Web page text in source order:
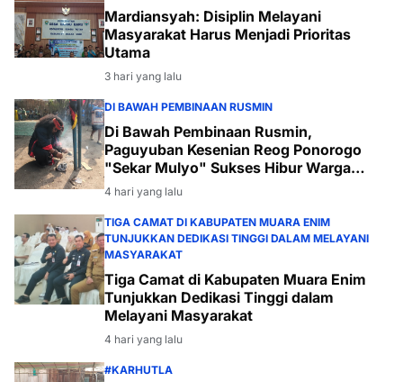
Mardiansyah: Disiplin Melayani
Masyarakat Harus Menjadi Prioritas
Utama
3 hari yang lalu
DI BAWAH PEMBINAAN RUSMIN
Di Bawah Pembinaan Rusmin,
Paguyuban Kesenian Reog Ponorogo
"Sekar Mulyo" Sukses Hibur Warga
Desa Payabakal
4 hari yang lalu
TIGA CAMAT DI KABUPATEN MUARA ENIM
TUNJUKKAN DEDIKASI TINGGI DALAM MELAYANI
MASYARAKAT
Tiga Camat di Kabupaten Muara Enim
Tunjukkan Dedikasi Tinggi dalam
Melayani Masyarakat
4 hari yang lalu
#KARHUTLA